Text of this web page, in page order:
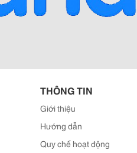
THÔNG TIN
Giới thiệu
Hướng dẫn
Quy chế hoạt động